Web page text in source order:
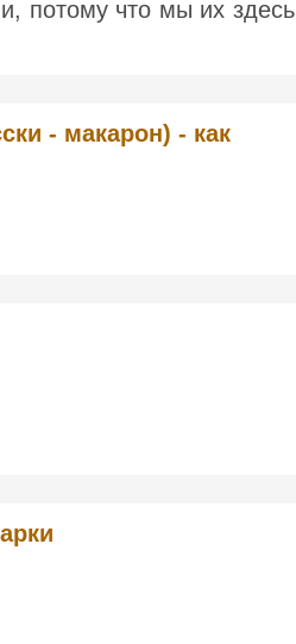
потому что мы их здесь
- макарон) - как